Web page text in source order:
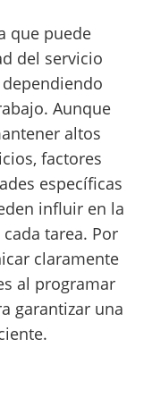
que puede
del servicio
Aunque
altos
factores
específicas
influir en la
tarea. Por
claramente
al programar
garantizar una